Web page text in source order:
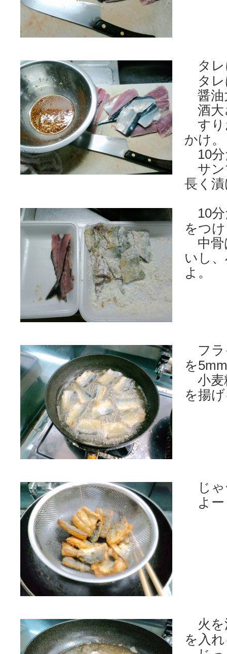
タレ
タレ
醤油
酒大
すり
かけ。
10分
サン
長く
10分
をつ
中骨
いし
よ。
フラ
を
小麦
を揚
じゃ
よー
火を
を入